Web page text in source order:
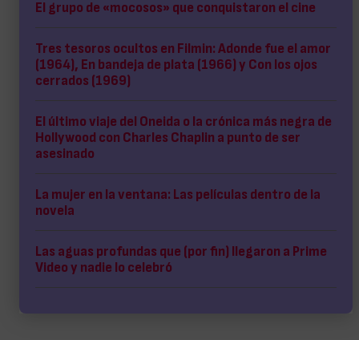
El grupo de «mocosos» que conquistaron el cine
Tres tesoros ocultos en Filmin: Adonde fue el amor
(1964), En bandeja de plata (1966) y Con los ojos
cerrados (1969)
El último viaje del Oneida o la crónica más negra de
Hollywood con Charles Chaplin a punto de ser
asesinado
La mujer en la ventana: Las películas dentro de la
novela
Las aguas profundas que (por fin) llegaron a Prime
Video y nadie lo celebró